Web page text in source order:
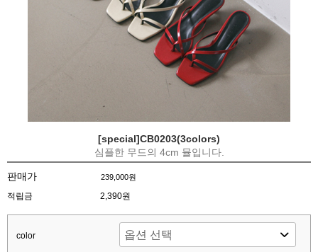
[special]CB0203(3colors)
심플한 무드의 4cm 뮬입니다.
판매가 239,000원
적립금 2,390원
color